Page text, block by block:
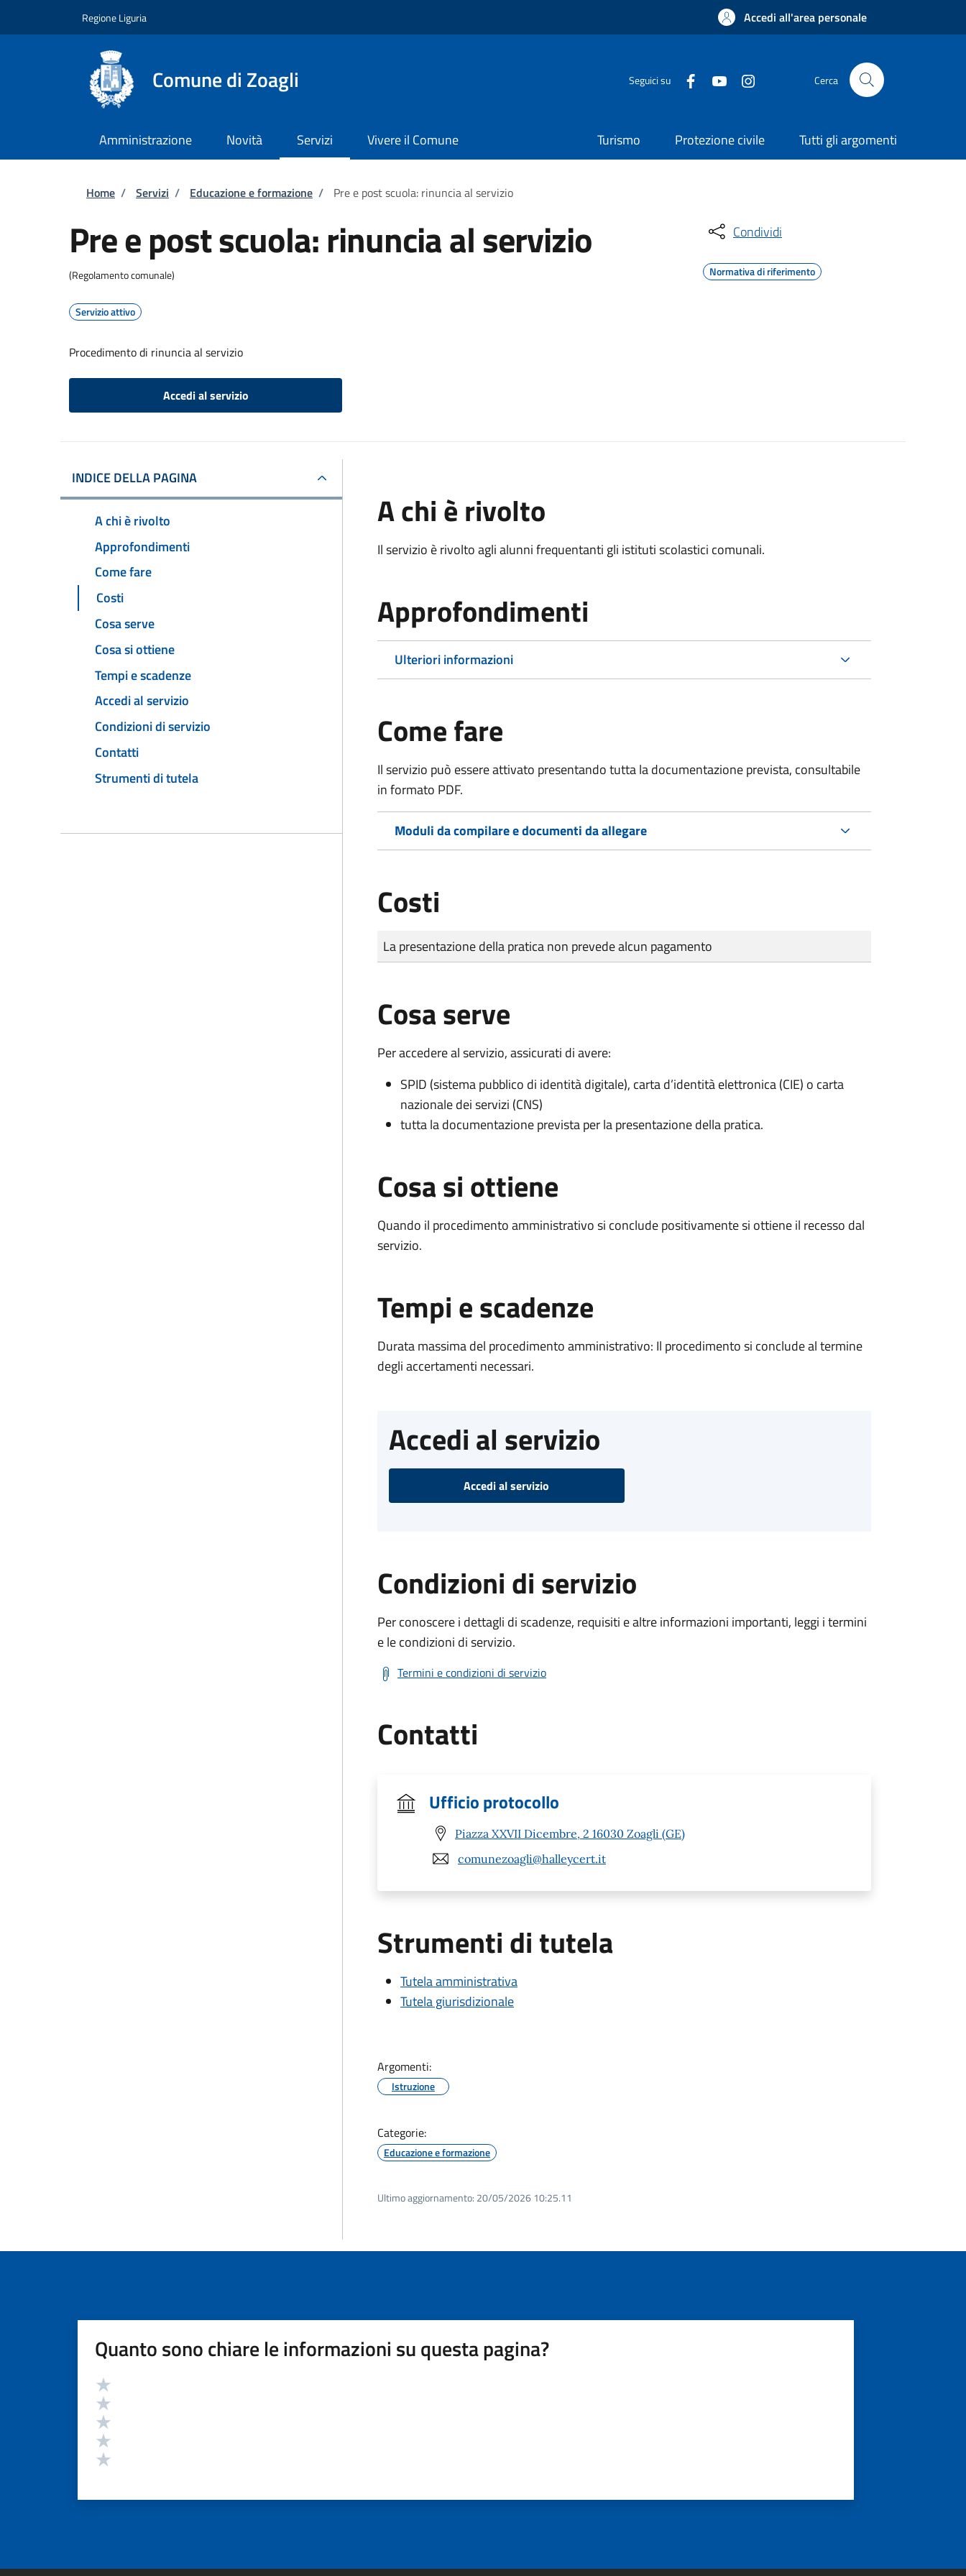
Regione Liguria Accedi all'area personale
Comune di Zoagli Seguici su Cerca
Amministrazione Novità Servizi Vivere il Comune Turismo Protezione civile Tutti gli argomenti
Briciole di pane
Home / Servizi / Educazione e formazione / Pre e post scuola: rinuncia al servizio
Pre e post scuola: rinuncia al servizio
(Regolamento comunale)
Servizio attivo
Procedimento di rinuncia al servizio
Accedi al servizio
Condividi
Normativa di riferimento
INDICE DELLA PAGINA
A chi è rivolto
Approfondimenti
Come fare
Costi
Cosa serve
Cosa si ottiene
Tempi e scadenze
Accedi al servizio
Condizioni di servizio
Contatti
Strumenti di tutela
A chi è rivolto
Il servizio è rivolto agli alunni frequentanti gli istituti scolastici comunali.
Approfondimenti
Ulteriori informazioni
Come fare
Il servizio può essere attivato presentando tutta la documentazione prevista, consultabile
in formato PDF.
Moduli da compilare e documenti da allegare
Costi
Tipo di pagamento
Importo
La presentazione della pratica non prevede alcun pagamento
Cosa serve
Per accedere al servizio, assicurati di avere:
SPID (sistema pubblico di identità digitale), carta d’identità elettronica (CIE) o carta
nazionale dei servizi (CNS)
tutta la documentazione prevista per la presentazione della pratica.
Cosa si ottiene
Quando il procedimento amministrativo si conclude positivamente si ottiene il recesso dal
servizio.
Tempi e scadenze
Durata massima del procedimento amministrativo: Il procedimento si conclude al termine
degli accertamenti necessari.
Accedi al servizio
Accedi al servizio
Condizioni di servizio
Per conoscere i dettagli di scadenze, requisiti e altre informazioni importanti, leggi i termini
e le condizioni di servizio.
Termini e condizioni di servizio
Contatti
Ufficio protocollo
Piazza XXVII Dicembre, 2 16030 Zoagli (GE)
comunezoagli@halleycert.it
Strumenti di tutela
Tutela amministrativa
Tutela giurisdizionale
Argomenti:
Istruzione
Categorie:
Educazione e formazione
Ultimo aggiornamento: 20/05/2026 10:25.11
Quanto sono chiare le informazioni su questa pagina?
Valutazione